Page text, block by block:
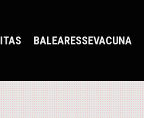
BALEARESSEVACUNA